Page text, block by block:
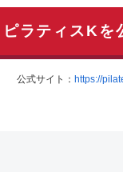
ピラティスKを
公式サイト： https://